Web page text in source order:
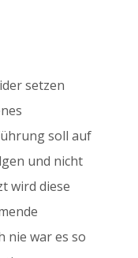
setzen
soll auf
und nicht
wird diese
nie war es so